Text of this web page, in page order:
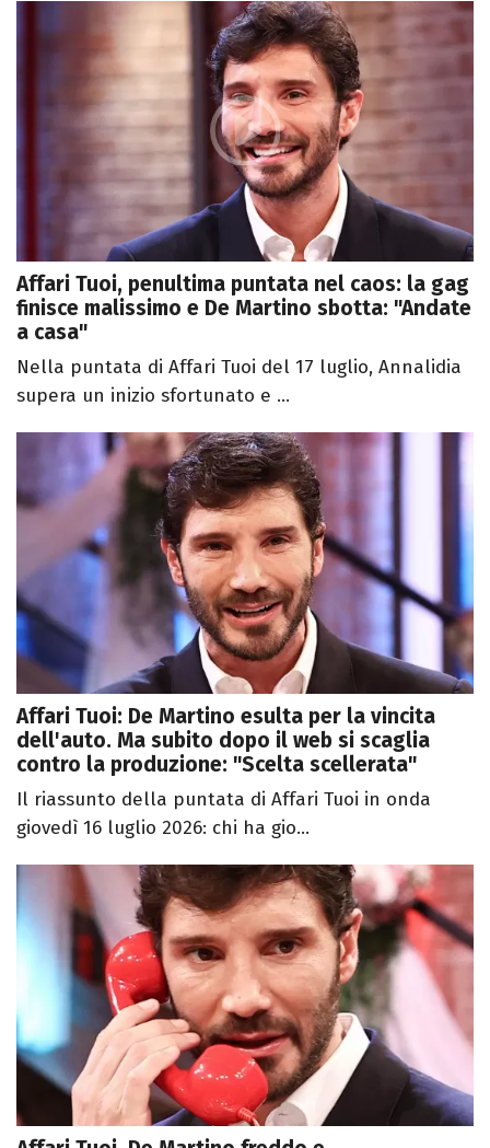
Affari Tuoi, penultima puntata nel caos: la gag
finisce malissimo e De Martino sbotta: "Andate
a casa"
Nella puntata di Affari Tuoi del 17 luglio, Annalidia
supera un inizio sfortunato e ...
Affari Tuoi: De Martino esulta per la vincita
dell'auto. Ma subito dopo il web si scaglia
contro la produzione: "Scelta scellerata"
Il riassunto della puntata di Affari Tuoi in onda
giovedì 16 luglio 2026: chi ha gio...